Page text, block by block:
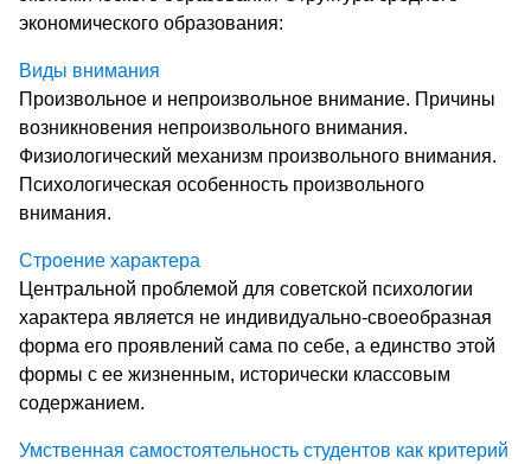
экономического образования:
Виды внимания
Произвольное и непроизвольное внимание. Причины
возникновения непроизвольного внимания.
Физиологический механизм произвольного внимания.
Психологическая особенность произвольного
внимания.
Строение характера
Центральной проблемой для советской психологии
характера является не индивидуально-своеобразная
форма его проявлений сама по себе, а единство этой
формы с ее жизненным, исторически классовым
содержанием.
Умственная самостоятельность студентов как критерий